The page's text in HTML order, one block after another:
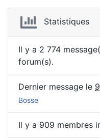
Statistiques
Il y a 2 774
forum(s).
Dernier message le
Bosse
Il y a 909 membres